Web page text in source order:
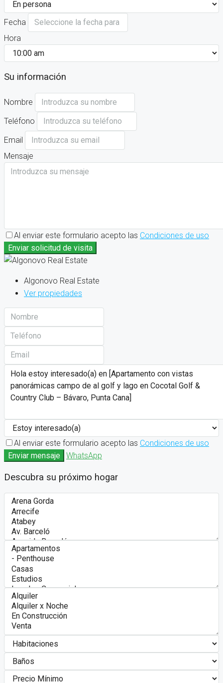
Fecha
Hora
Su información
Nombre
Teléfono
Email
Mensaje
Al enviar este formulario acepto las Condiciones de uso
Enviar solicitud de visita
Algonovo Real Estate
Ver propiedades
Al enviar este formulario acepto las Condiciones de uso
Enviar mensaje
WhatsApp
Descubra su próximo hogar